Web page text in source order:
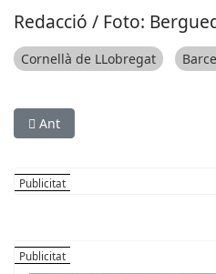
Redacció / Foto:
Cornellà de LLobregat
Article anterior: El Prat
Ant